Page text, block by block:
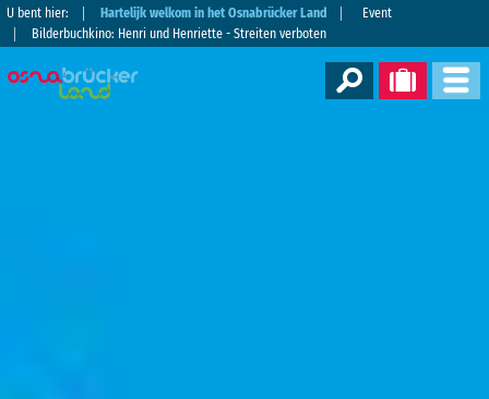
U bent hier: Hartelijk welkom in het Osnabrücker Land
Event
Bilderbuchkino: Henri und Henriette - Streiten verboten